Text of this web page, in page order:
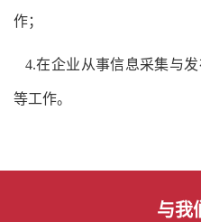
作；
4.在企业从事信息采集与
等工作。
与我